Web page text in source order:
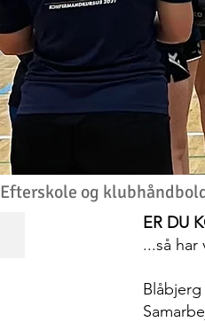
Efterskole og
ER DU
...så